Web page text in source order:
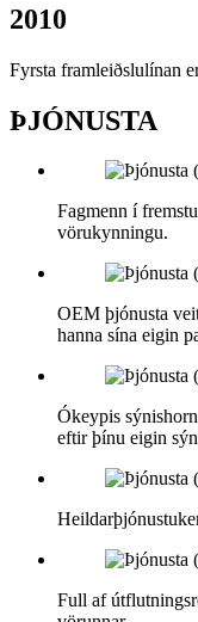
2010
Fyrsta framleiðslulínan
ÞJÓNUSTA
Fagmenn í
vörukynningu.
OEM þjónusta
hanna sína eigin
Ókeypis
eftir þínu eigin
Full af